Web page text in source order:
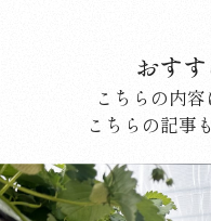
おす
こちらの内容
こちらの記事